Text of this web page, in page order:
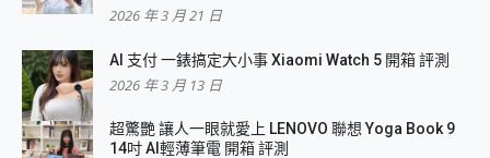
2026 年 3 月 21 日
AI 支付 一錶搞定大小事 Xiaomi Watch 5 開箱 評測
2026 年 3 月 13 日
超驚艷 讓人一眼就愛上 LENOVO 聯想 Yoga Book 9
14吋 AI輕薄筆電 開箱 評測